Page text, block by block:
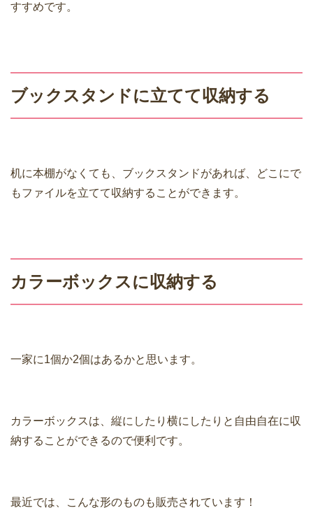
すすめです。
ブックスタンドに立てて収納する
机に本棚がなくても、ブックスタンドがあれば、どこにで
もファイルを立てて収納することができます。
カラーボックスに収納する
一家に1個か2個はあるかと思います。
カラーボックスは、縦にしたり横にしたりと自由自在に収
納することができるので便利です。
最近では、こんな形のものも販売されています！